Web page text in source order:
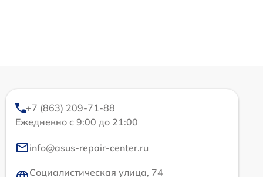
+7 (863) 209-71-88
Ежедневно с 9:00 до 21:00
info@asus-repair-center.ru
Социалистическая улица, 74